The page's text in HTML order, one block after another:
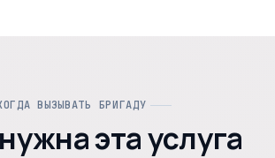
ВЫЗЫВАТЬ БРИГАДУ
эта услуга